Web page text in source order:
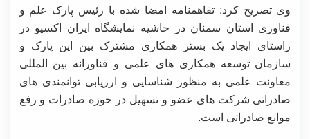
وی تصریح کرد: تفاهمنامه امضا شده با رئیس پارک علم و
فناوری استان سمنان در حاشیه نمایشگاه ایران اکسپو در
راستای ایجاد یک بستر همکاری مشترک بین این پارک و
سازمان توسعه همکاری های علمی و فناورانه بین المللی
معاونت علمی به منظور شناسایی و ارزیابی توانمندی های
صادراتی شرکت های عضو و تسهیل در حوزه صادرات و رفع
موانع صادراتی است.